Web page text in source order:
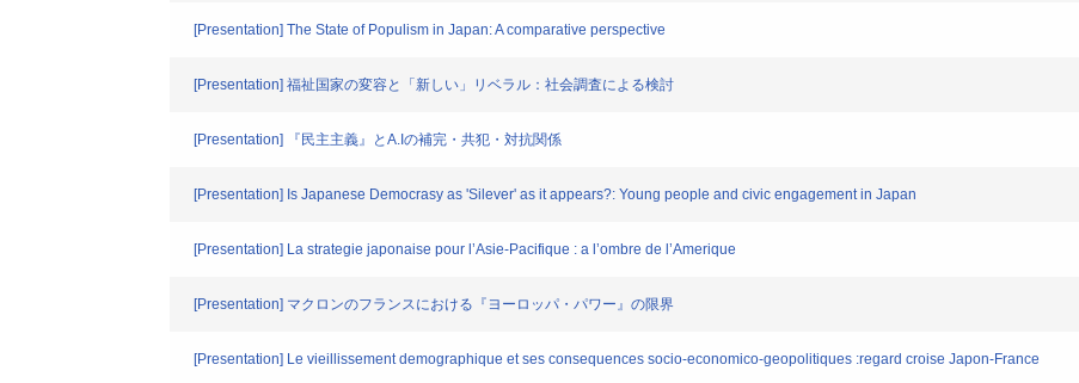
[Presentation] The State of Populism in Japan: A comparative perspective
[Presentation] 福祉国家の変容と「新しい」リベラル：社会調査による検討
[Presentation] 『民主主義』とA.Iの補完・共犯・対抗関係
[Presentation] Is Japanese Democrasy as 'Silever' as it appears?: Young people and civic engagement in Japan
[Presentation] La strategie japonaise pour l’Asie-Pacifique : a l’ombre de l’Amerique
[Presentation] マクロンのフランスにおける『ヨーロッパ・パワー』の限界
[Presentation] Le vieillissement demographique et ses consequences socio-economico-geopolitiques :regard croise Japon-France